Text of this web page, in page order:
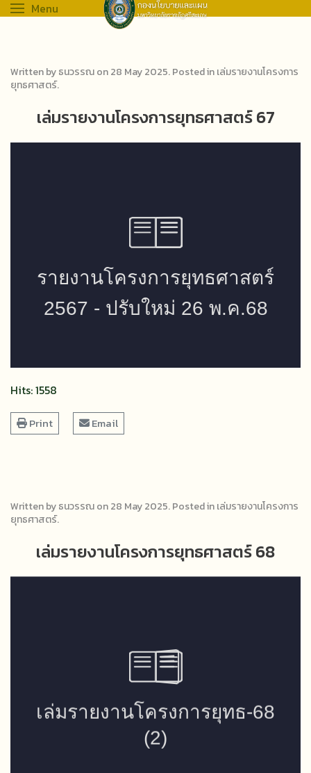
Menu
Written by ธนวรรณ on28 May 2025. Posted inเล่มรายงานโครงการ
ยุทธศาสตร์.
เล่มรายงานโครงการยุทธศาสตร์ 67
Hits: 1558
Print Email
Written by ธนวรรณ on28 May 2025. Posted inเล่มรายงานโครงการ
ยุทธศาสตร์.
เล่มรายงานโครงการยุทธศาสตร์ 68